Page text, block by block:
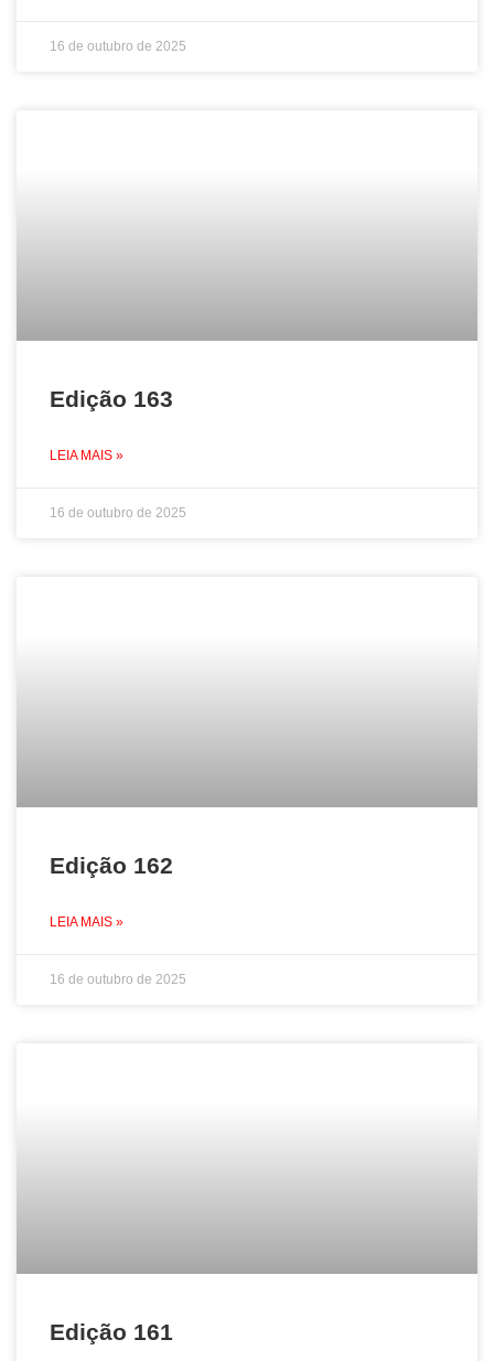
16 de outubro de 2025
Edição 163
LEIA MAIS »
16 de outubro de 2025
Edição 162
LEIA MAIS »
16 de outubro de 2025
Edição 161